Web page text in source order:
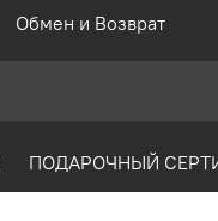
Обмен и Возврат
ПОДАРОЧНЫЙ